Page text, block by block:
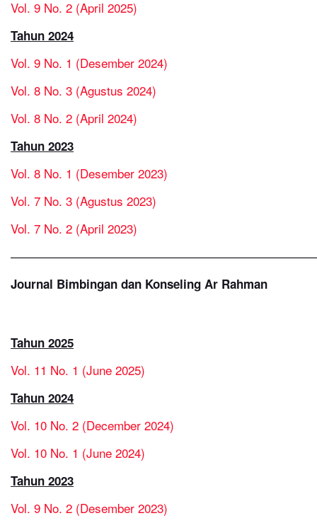
Vol. 9 No. 2 (April 2025)
Tahun 2024
Vol. 9 No. 1 (Desember 2024)
Vol. 8 No. 3 (Agustus 2024)
Vol. 8 No. 2 (April 2024)
Tahun 2023
Vol. 8 No. 1 (Desember 2023)
Vol. 7 No. 3 (Agustus 2023)
Vol. 7 No. 2 (April 2023)
Journal Bimbingan dan Konseling Ar Rahman
Tahun 2025
Vol. 11 No. 1 (June 2025)
Tahun 2024
Vol. 10 No. 2 (December 2024)
Vol. 10 No. 1 (June 2024)
Tahun 2023
Vol. 9 No. 2 (Desember 2023)